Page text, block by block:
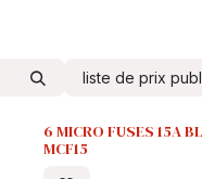
liste de prix
6 MICRO FUSES 15A BL
MCF15